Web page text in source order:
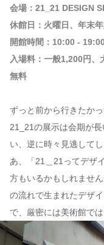
会場：21_21 DESIGN
休館日：火曜日、年末
開館時間：10:00 -
入場料：一般1,200円
無料
ずっと前から行きたかっ
21_21の展示は会期が
い、逆に時々見逃して
あ、「21＿21ってデザ
方もいるかもしれませ
の流れで生まれたデザ
で、厳密には美術館では